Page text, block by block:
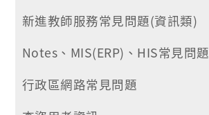
新進教師服務常見問題(資訊類)
Notes、MIS(ERP)、HIS常見問題
行政區網路常見問題